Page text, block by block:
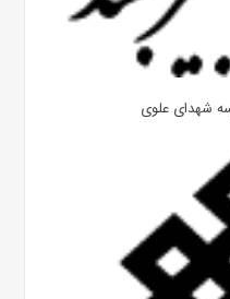
شهدای علوی